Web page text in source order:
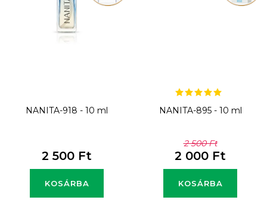
NANITA-918 - 10 ml
2 500 Ft
KOSÁRBA
NANITA-895 - 10 ml
2 500 Ft
2 000 Ft
KOSÁRBA